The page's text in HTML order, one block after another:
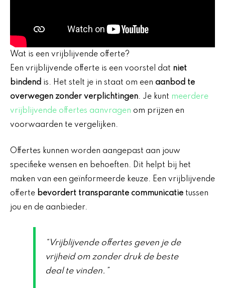
Wat is een vrijblijvende offerte?
Een vrijblijvende offerte is een voorstel dat niet
bindend is. Het stelt je in staat om een aanbod te
overwegen zonder verplichtingen. Je kunt meerdere
vrijblijvende offertes aanvragen om prijzen en
voorwaarden te vergelijken.
Offertes kunnen worden aangepast aan jouw
specifieke wensen en behoeften. Dit helpt bij het
maken van een geïnformeerde keuze. Een vrijblijvende
offerte bevordert transparante communicatie tussen
jou en de aanbieder.
“Vrijblijvende offertes geven je de
vrijheid om zonder druk de beste
deal te vinden.”